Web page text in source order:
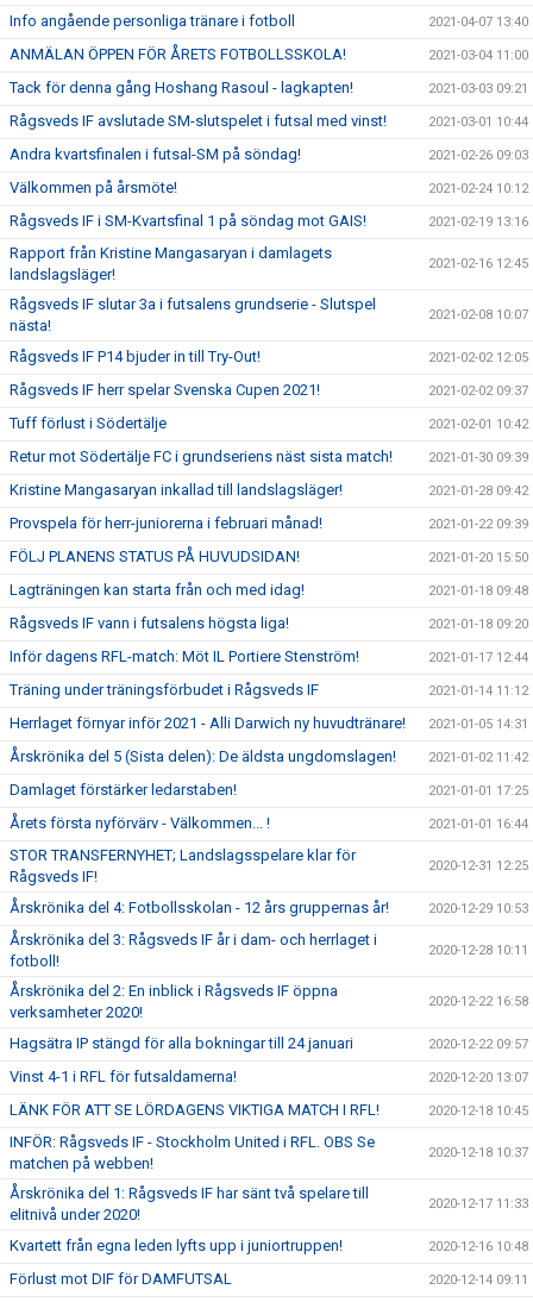
Info angående personliga tränare i fotboll 2021-04-07 13:40
ANMÄLAN ÖPPEN FÖR ÅRETS FOTBOLLSSKOLA! 2021-03-04 11:00
Tack för denna gång Hoshang Rasoul - lagkapten! 2021-03-03 09:21
Rågsveds IF avslutade SM-slutspelet i futsal med vinst! 2021-03-01 10:44
Andra kvartsfinalen i futsal-SM på söndag! 2021-02-26 09:03
Välkommen på årsmöte! 2021-02-24 10:12
Rågsveds IF i SM-Kvartsfinal 1 på söndag mot GAIS! 2021-02-19 13:16
Rapport från Kristine Mangasaryan i damlagets
landslagsläger!
2021-02-16 12:45
Rågsveds IF slutar 3a i futsalens grundserie - Slutspel
nästa!
2021-02-08 10:07
Rågsveds IF P14 bjuder in till Try-Out! 2021-02-02 12:05
Rågsveds IF herr spelar Svenska Cupen 2021! 2021-02-02 09:37
Tuff förlust i Södertälje 2021-02-01 10:42
Retur mot Södertälje FC i grundseriens näst sista match! 2021-01-30 09:39
Kristine Mangasaryan inkallad till landslagsläger! 2021-01-28 09:42
Provspela för herr-juniorerna i februari månad! 2021-01-22 09:39
FÖLJ PLANENS STATUS PÅ HUVUDSIDAN! 2021-01-20 15:50
Lagträningen kan starta från och med idag! 2021-01-18 09:48
Rågsveds IF vann i futsalens högsta liga! 2021-01-18 09:20
Inför dagens RFL-match: Möt IL Portiere Stenström! 2021-01-17 12:44
Träning under träningsförbudet i Rågsveds IF 2021-01-14 11:12
Herrlaget förnyar inför 2021 - Alli Darwich ny huvudtränare! 2021-01-05 14:31
Årskrönika del 5 (Sista delen): De äldsta ungdomslagen! 2021-01-02 11:42
Damlaget förstärker ledarstaben! 2021-01-01 17:25
Årets första nyförvärv - Välkommen... ! 2021-01-01 16:44
STOR TRANSFERNYHET; Landslagsspelare klar för
Rågsveds IF!
2020-12-31 12:25
Årskrönika del 4: Fotbollsskolan - 12 års gruppernas år! 2020-12-29 10:53
Årskrönika del 3: Rågsveds IF år i dam- och herrlaget i
fotboll!
2020-12-28 10:11
Årskrönika del 2: En inblick i Rågsveds IF öppna
verksamheter 2020!
2020-12-22 16:58
Hagsätra IP stängd för alla bokningar till 24 januari 2020-12-22 09:57
Vinst 4-1 i RFL för futsaldamerna! 2020-12-20 13:07
LÄNK FÖR ATT SE LÖRDAGENS VIKTIGA MATCH I RFL! 2020-12-18 10:45
INFÖR: Rågsveds IF - Stockholm United i RFL. OBS Se
matchen på webben!
2020-12-18 10:37
Årskrönika del 1: Rågsveds IF har sänt två spelare till
elitnivå under 2020!
2020-12-17 11:33
Kvartett från egna leden lyfts upp i juniortruppen! 2020-12-16 10:48
Förlust mot DIF för DAMFUTSAL 2020-12-14 09:11